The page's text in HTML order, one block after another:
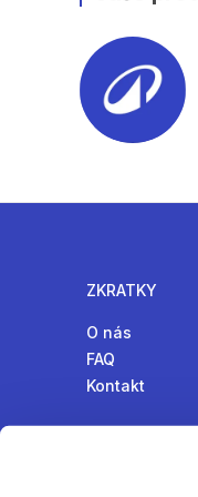
ZKRATKY
O nás
FAQ
Kontakt